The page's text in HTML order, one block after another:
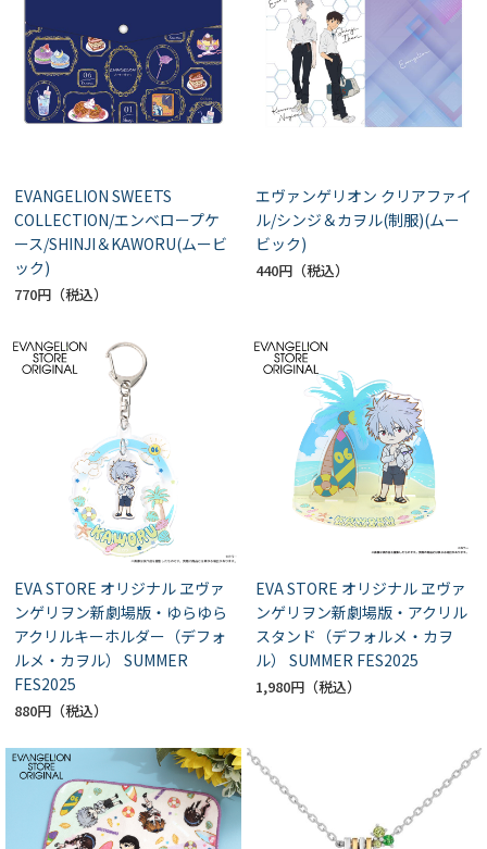
EVANGELION SWEETS
COLLECTION/エンベロープケ
ース/SHINJI＆KAWORU(ムービ
ック)
770円
エヴァンゲリオン クリアファイ
ル/シンジ＆カヲル(制服)(ムー
ビック)
440円
EVA STORE オリジナル ヱヴァ
ンゲリヲン新劇場版・ゆらゆら
アクリルキーホルダー（デフォ
ルメ・カヲル） SUMMER
FES2025
880円
EVA STORE オリジナル ヱヴァ
ンゲリヲン新劇場版・アクリル
スタンド（デフォルメ・カヲ
ル） SUMMER FES2025
1,980円